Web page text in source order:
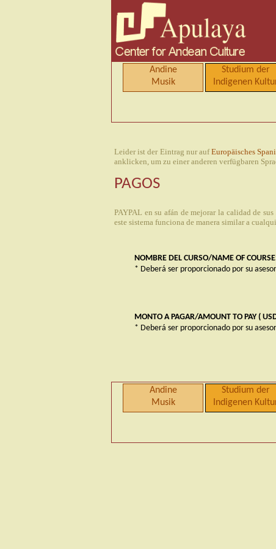
Andine
Musik
Studium der
Indigenen
Leider ist der Eintrag nur aufEuropäisches
anklicken, um zu einer anderen verfügbaren
PAGOS
PAYPAL en su afán de mejorar la calidad de
este sistema funciona de manera similar a
NOMBRE DEL CURSO/NAME OF
* Deberá ser proporcionado por su asesor
MONTO A PAGAR/AMOUNT TO PAY (
* Deberá ser proporcionado por su asesor
Andine
Musik
Studium der
Indigenen